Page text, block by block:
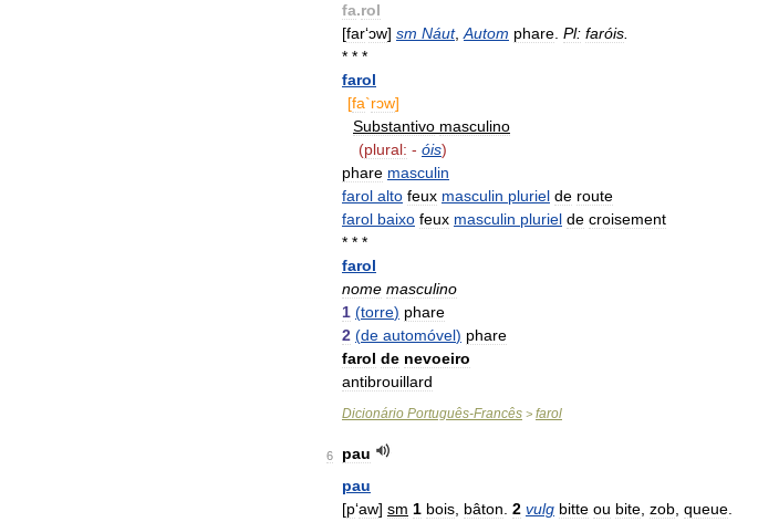
fa.rol
[far‘ɔw] sm Náut, Autom phare Pl: faróis
* * *
farol
[fa`rɔw]
Substantivo masculino
(plural: - óis)
phare masculin
farol alto feux masculin pluriel de route
farol baixo feux masculin pluriel de croisement
* * *
farol
nome masculino
1 (torre) phare
2 (de automóvel) phare
farol de nevoeiro
antibrouillard
Dicionário Português-Francês > farol
6
pau
pau
[p‘aw] sm 1 bois bâton 2 vulg bitte ou bite zob queue